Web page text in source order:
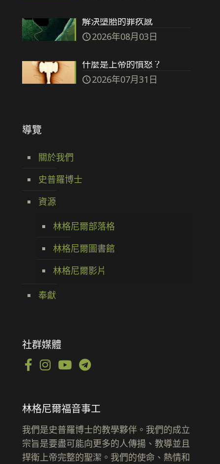
解決墮胎的罪疚感
2026年08月03日
什麼是上帝的憤怒？
2026年07月31日
導覽
關於我們
史普羅博士
資源
林格尼爾部落格
林格尼爾圖書館
林格尼爾影片
奉獻
社群媒體
林格尼爾福音事工
我們是史普羅博士的教學夥伴。我們的成立
宗旨是要盡可能向更多的人傳揚、教導並且
捍衛上帝完整的聖潔。我們的使命、熱情和